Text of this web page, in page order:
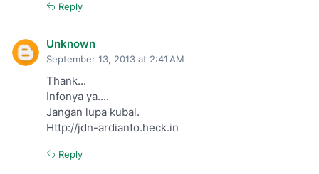
Reply
Unknown
September 13, 2013 at 2:41 AM
Thank...
Infonya ya....
Jangan lupa kubal.
Http://jdn-ardianto.heck.in
Reply